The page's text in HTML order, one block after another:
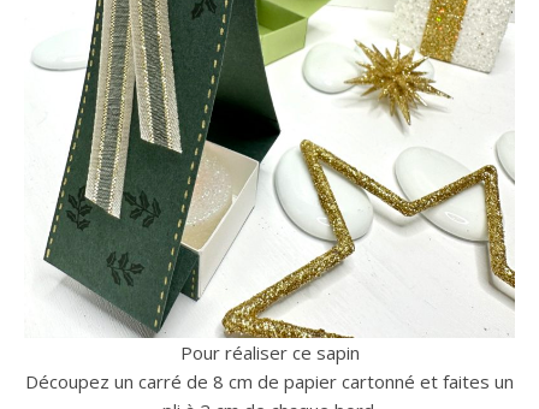
Pour réaliser ce sapin
Découpez un carré de 8 cm de papier cartonné et faites un